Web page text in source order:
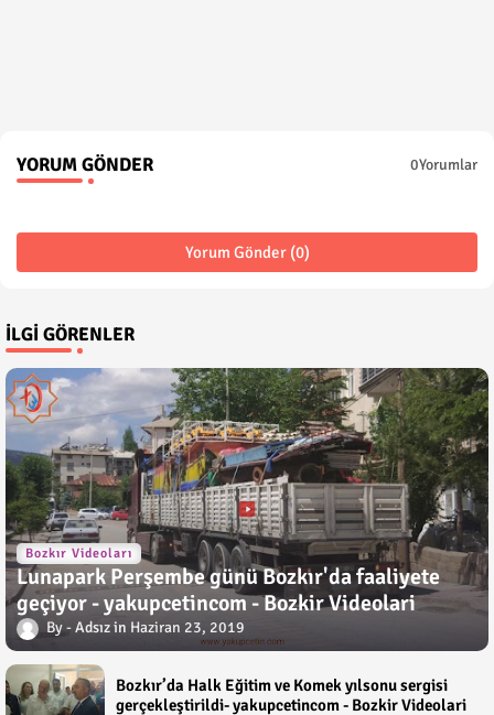
YORUM GÖNDER 0Yorumlar
Yorum Gönder (0)
İLGI GÖRENLER
Bozkır Videoları
Lunapark Perşembe günü Bozkır'da faaliyete
geçiyor - yakupcetincom - Bozkir Videolari
Adsız Haziran 23, 2019
Bozkır’da Halk Eğitim ve Komek yılsonu sergisi
gerçekleştirildi- yakupcetincom - Bozkir Videolari